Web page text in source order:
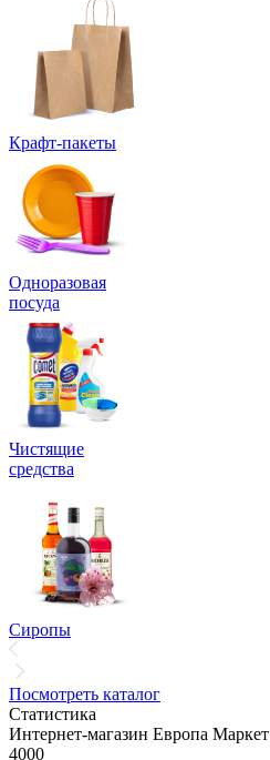
Крафт-пакеты
Одноразовая
посуда
Чистящие
средства
Сиропы
Посмотреть каталог
Статистика
Интернет-магазин Европа Маркет
4000